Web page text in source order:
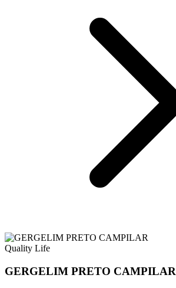
Quality Life
GERGELIM PRETO CAMPILAR